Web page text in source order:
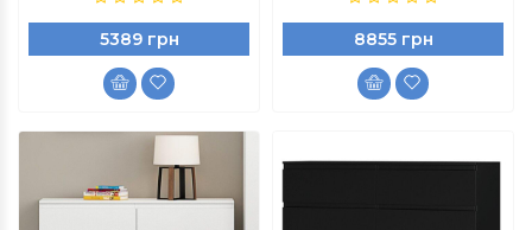
5389 грн
8855 грн